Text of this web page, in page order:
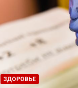
ЗДОРОВЬЕ